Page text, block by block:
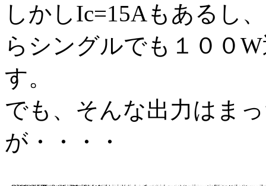
しかしIc=15Aもあるし
らシングルでも１００
す。
でも、そんな出力はま
が・・・・